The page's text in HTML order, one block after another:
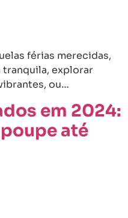
férias merecidas,
tranquila, explorar
ou…
em 2024:
até